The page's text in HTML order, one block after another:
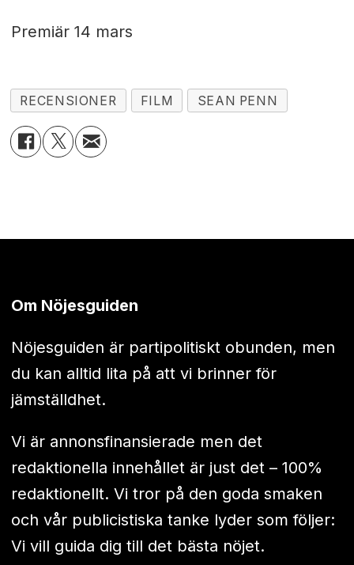
Premiär 14 mars
RECENSIONER FILM SEAN PENN
Om Nöjesguiden
Nöjesguiden är partipolitiskt obunden, men
du kan alltid lita på att vi brinner för
jämställdhet.
Vi är annonsfinansierade men det
redaktionella innehållet är just det – 100%
redaktionellt. Vi tror på den goda smaken
och vår publicistiska tanke lyder som följer:
Vi vill guida dig till det bästa nöjet.